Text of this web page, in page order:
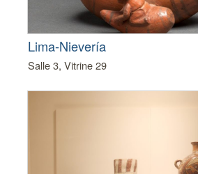
Lima-Nievería
Salle 3, Vitrine 29